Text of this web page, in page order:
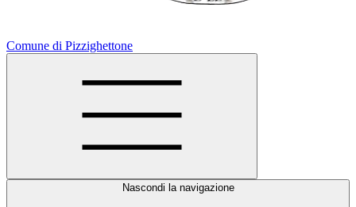
Comune di Pizzighettone
Nascondi la navigazione